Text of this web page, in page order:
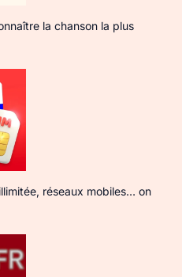
la chanson la plus
réseaux mobiles… on